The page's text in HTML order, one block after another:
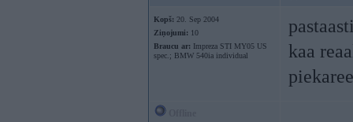
Kopš: 20. Sep 2004
Ziņojumi: 10
Braucu ar: Impreza STI MY05 US
spec.; BMW 540ia individual
kaa